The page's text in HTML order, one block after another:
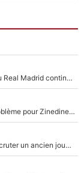
«C'est une fierté» : La signature de Kylian Mbappé au Real Madrid continue de régaler l'Espagne
Michael Olise : Pierre Ménès annonce un premier problème pour Zinedine Zidane en équipe de France
«C’est un très bon choix» : L'OM fait une offre pour recruter un ancien joueur du PSG... et c'est validé dans l'After Foot !